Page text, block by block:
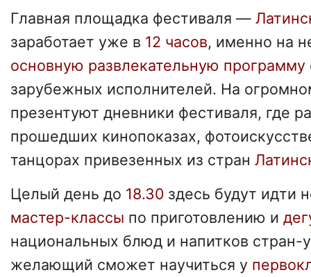
Главная площадка фестиваля —
заработает уже в 12 часов, именно на
основную развлекательную программу
зарубежных исполнителей. На
презентуют дневники фестиваля, где
прошедших кинопоказах,
танцорах привезенных из стран
Целый день до 18.30 здесь будут идти
мастер-классы по приготовлению и
национальных блюд и напитков стран-
желающий сможет научиться у